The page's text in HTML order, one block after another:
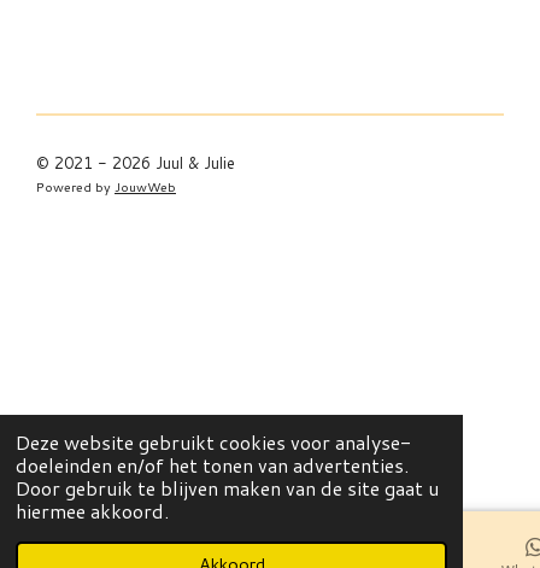
Deze website gebruikt cookies voor analyse-
doeleinden en/of het tonen van advertenties.
Door gebruik te blijven maken van de site gaat u
hiermee akkoord.
© 2021 - 2026 Juul & Julie
Powered by JouwWeb